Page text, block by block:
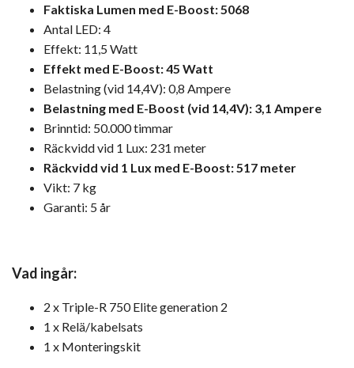
Faktiska Lumen med E-Boost: 5068
Antal LED: 4
Effekt: 11,5 Watt
Effekt med E-Boost: 45 Watt
Belastning (vid 14,4V): 0,8 Ampere
Belastning med E-Boost (vid 14,4V): 3,1 Ampere
Brinntid: 50.000 timmar
Räckvidd vid 1 Lux: 231 meter
Räckvidd vid 1 Lux med E-Boost: 517 meter
Vikt: 7 kg
Garanti: 5 år
Vad ingår:
2 x Triple-R 750 Elite generation 2
1 x Relä/kabelsats
1 x Monteringskit